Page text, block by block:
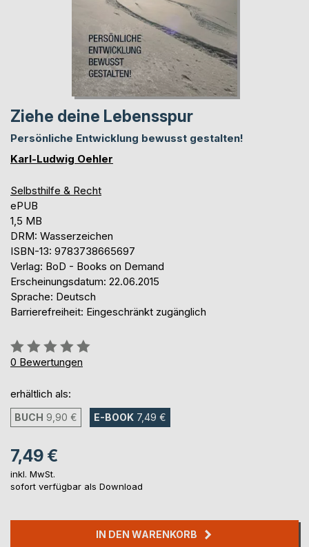
Ziehe deine Lebensspur
Persönliche Entwicklung bewusst gestalten!
Karl-Ludwig Oehler
Selbsthilfe & Recht
ePUB
1,5 MB
DRM: Wasserzeichen
ISBN-13: 9783738665697
Verlag: BoD - Books on Demand
Erscheinungsdatum: 22.06.2015
Sprache: Deutsch
Barrierefreiheit: Eingeschränkt zugänglich
Bewertung::
0%
0 Bewertungen
erhältlich als:
BUCH 9,90 € E-BOOK 7,49 €
7,49 €
inkl. MwSt.
sofort verfügbar als Download
IN DEN WARENKORB